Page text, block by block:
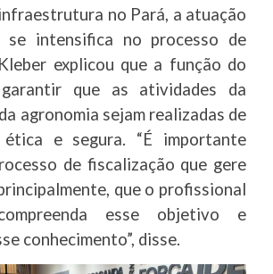
no Pará, a atuação
se intensifica no processo de
explicou que a função do
que as atividades da
agronomia sejam realizadas de
e segura. “É importante
de fiscalização que gere
que o profissional
esse objetivo e
conhecimento”, disse.